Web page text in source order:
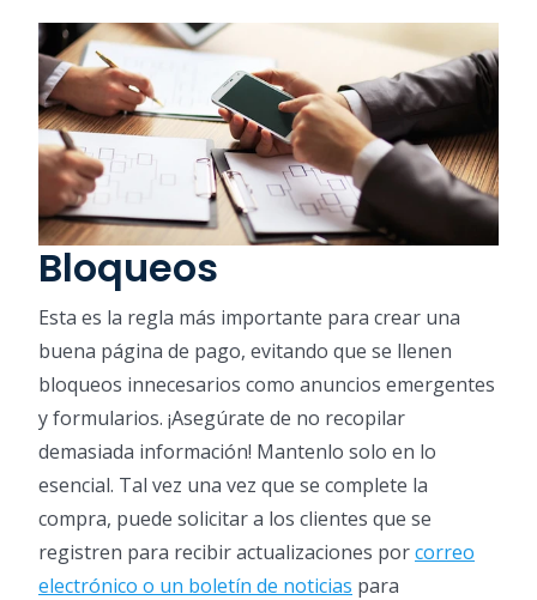
Bloqueos
Esta es la regla más importante para crear una
buena página de pago, evitando que se llenen
bloqueos innecesarios como anuncios emergentes
y formularios. ¡Asegúrate de no recopilar
demasiada información! Mantenlo solo en lo
esencial. Tal vez una vez que se complete la
compra, puede solicitar a los clientes que se
registren para recibir actualizaciones porcorreo
electrónico o un boletín de noticias para